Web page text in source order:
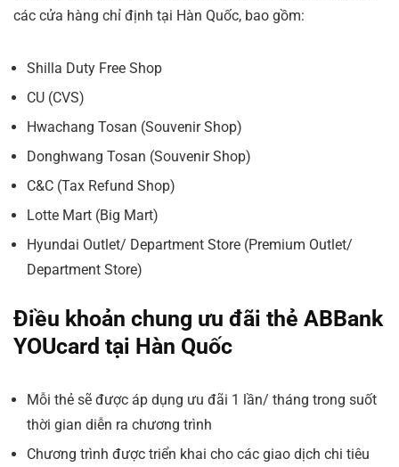
các cửa hàng chỉ định tại Hàn Quốc, bao gồm:
Shilla Duty Free Shop
CU (CVS)
Hwachang Tosan (Souvenir Shop)
Donghwang Tosan (Souvenir Shop)
C&C (Tax Refund Shop)
Lotte Mart (Big Mart)
Hyundai Outlet/ Department Store (Premium Outlet/
Department Store)
Điều khoản chung ưu đãi thẻ ABBank
YOUcard tại Hàn Quốc
Mỗi thẻ sẽ được áp dụng ưu đãi 1 lần/ tháng trong suốt
thời gian diễn ra chương trình
Chương trình được triển khai cho các giao dịch chi tiêu